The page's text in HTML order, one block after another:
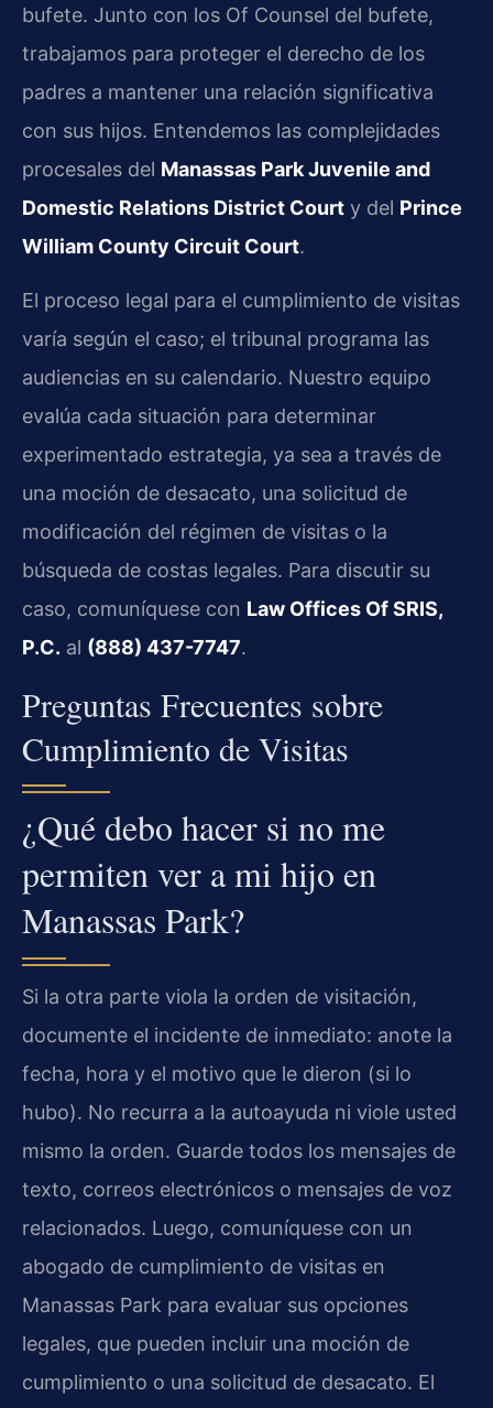
bufete. Junto con los Of Counsel del bufete,
trabajamos para proteger el derecho de los
padres a mantener una relación significativa
con sus hijos. Entendemos las complejidades
procesales del Manassas Park Juvenile and
Domestic Relations District Court y del Prince
William County Circuit Court.
El proceso legal para el cumplimiento de visitas
varía según el caso; el tribunal programa las
audiencias en su calendario. Nuestro equipo
evalúa cada situación para determinar
experimentado estrategia, ya sea a través de
una moción de desacato, una solicitud de
modificación del régimen de visitas o la
búsqueda de costas legales. Para discutir su
caso, comuníquese con Law Offices Of SRIS,
P.C. al (888) 437-7747.
Preguntas Frecuentes sobre
Cumplimiento de Visitas
¿Qué debo hacer si no me
permiten ver a mi hijo en
Manassas Park?
Si la otra parte viola la orden de visitación,
documente el incidente de inmediato: anote la
fecha, hora y el motivo que le dieron (si lo
hubo). No recurra a la autoayuda ni viole usted
mismo la orden. Guarde todos los mensajes de
texto, correos electrónicos o mensajes de voz
relacionados. Luego, comuníquese con un
abogado de cumplimiento de visitas en
Manassas Park para evaluar sus opciones
legales, que pueden incluir una moción de
cumplimiento o una solicitud de desacato. El